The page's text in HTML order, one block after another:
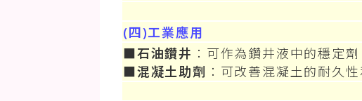
(四)工業應用
■石油鑽井 ：可作為鑽井液中的穩定
■混凝土助劑 ：可改善混凝土的耐久性